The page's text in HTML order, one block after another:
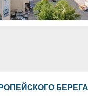
БЕРЕГА